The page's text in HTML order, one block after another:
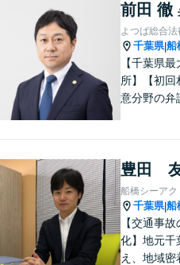
前田 徹
よつば総合
千葉県|船
【千葉県
所】【初回
意分野の弁
豊田
船橋シーア
千葉県|船
【交通事
化】地元千
え、地域密